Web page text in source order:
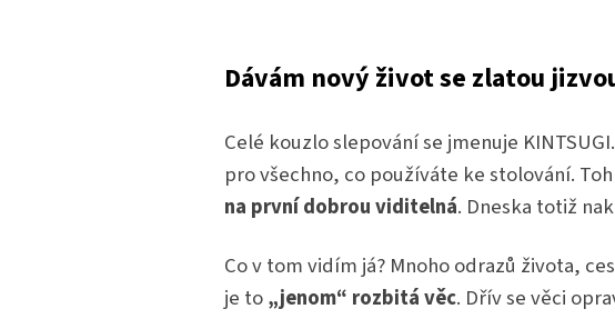
Dávám nový život se zlatou
Celé kouzlo slepování se jmenuje
pro všechno, co používáte ke stolování.
na první dobrou viditelná. Dneska totiž
Co v tom vidím já? Mnoho odrazů života,
je to„jenom“ rozbitá věc. Dřív se věci